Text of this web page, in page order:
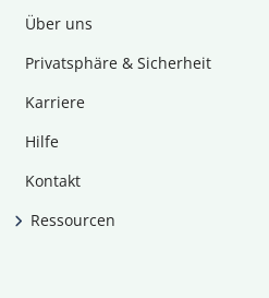
Über uns
Privatsphäre & Sicherheit
Karriere
Hilfe
Kontakt
Ressourcen